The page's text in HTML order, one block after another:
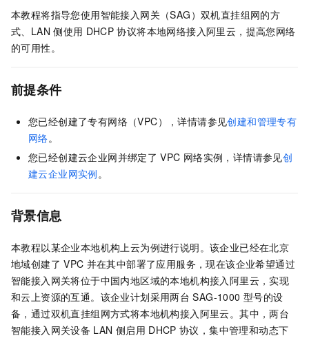
本教程将指导您使用智能接入网关（SAG）双机直挂组网的方
式、LAN 侧使用 DHCP 协议将本地网络接入阿里云，提高您网络
的可用性。
前提条件
您已经创建了专有网络（VPC），详情请参见创建和管理专有
网络。
您已经创建云企业网并绑定了 VPC 网络实例，详情请参见创
建云企业网实例。
背景信息
本教程以某企业本地机构上云为例进行说明。该企业已经在北京
地域创建了 VPC 并在其中部署了应用服务，现在该企业希望通过
智能接入网关将位于中国内地区域的本地机构接入阿里云，实现
和云上资源的互通。该企业计划采用两台 SAG-1000 型号的设
备，通过双机直挂组网方式将本地机构接入阿里云。其中，两台
智能接入网关设备 LAN 侧启用 DHCP 协议，集中管理和动态下